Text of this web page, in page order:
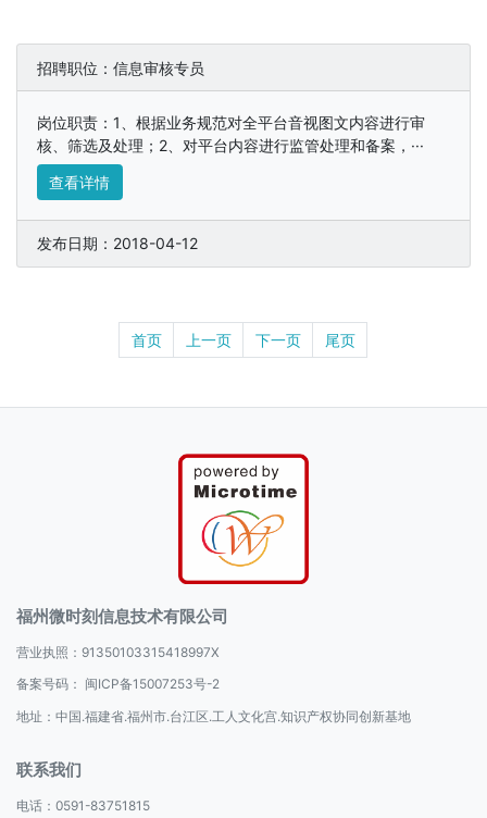
招聘职位：信息审核专员
岗位职责：1、根据业务规范对全平台音视图文内容进行审
核、筛选及处理；2、对平台内容进行监管处理和备案，···
查看详情
发布日期：2018-04-12
首页 上一页 下一页 尾页
福州微时刻信息技术有限公司
营业执照：91350103315418997X
备案号码： 闽ICP备15007253号-2
地址：中国.福建省.福州市.台江区.工人文化宫.知识产权协同创新基地
联系我们
电话： 0591-83751815